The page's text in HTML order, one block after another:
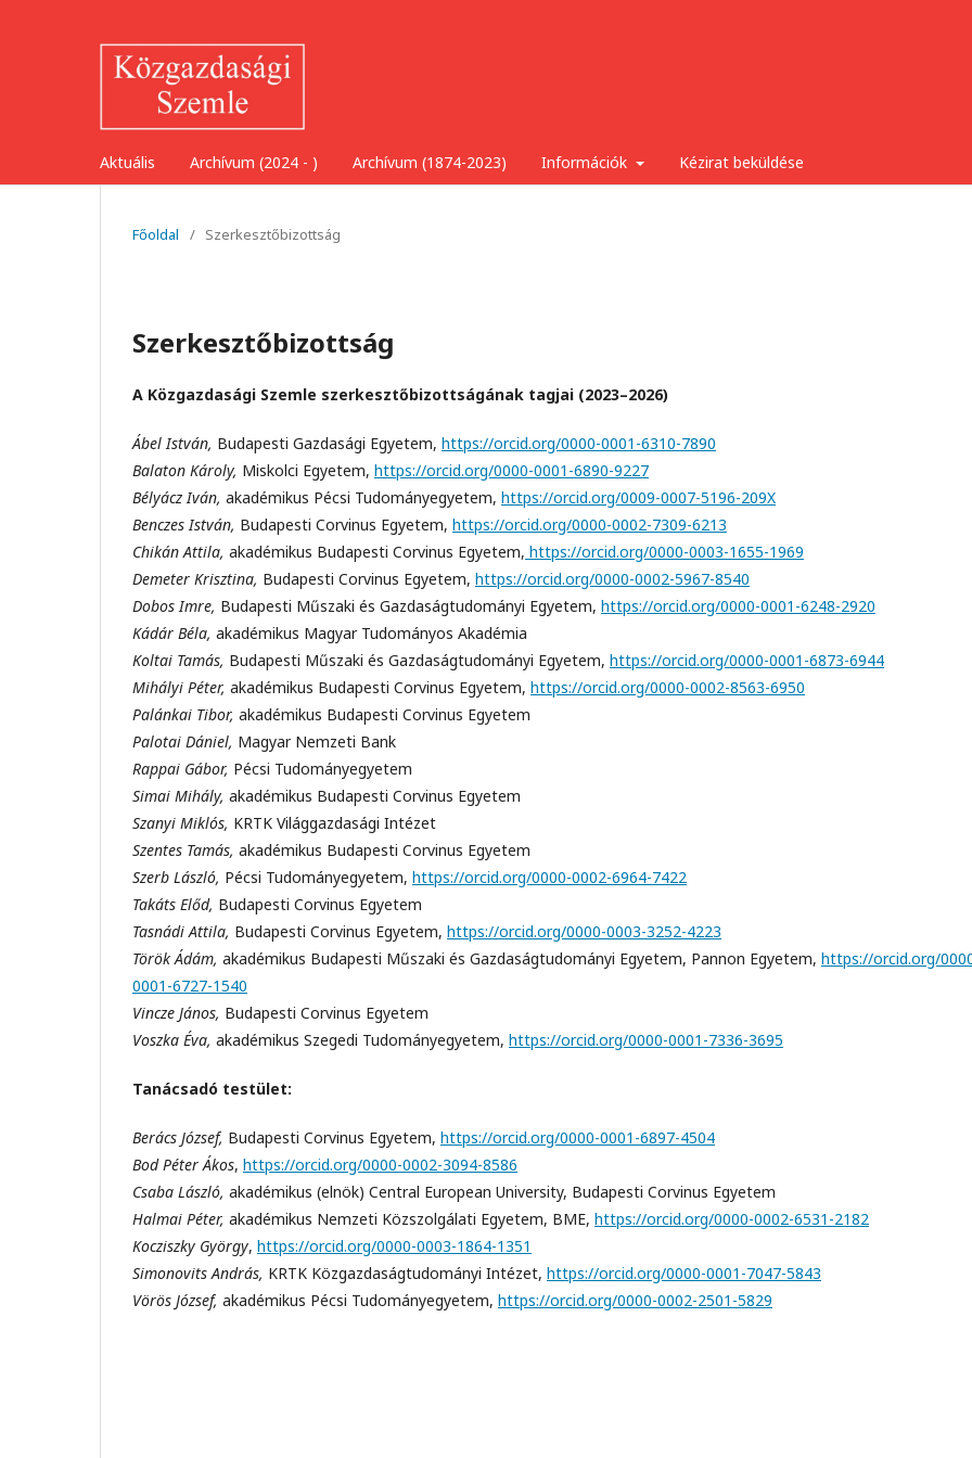
Aktuális Archívum (2024 - ) Archívum (1874-2023) Információk Kézirat beküldése
Főoldal / Szerkesztőbizottság
Szerkesztőbizottság
A Közgazdasági Szemle szerkesztőbizottságának tagjai (2023–2026)
Ábel István, Budapesti Gazdasági Egyetem, https://orcid.org/0000-0001-6310-7890
Balaton Károly, Miskolci Egyetem, https://orcid.org/0000-0001-6890-9227
Bélyácz Iván, akadémikus Pécsi Tudományegyetem, https://orcid.org/0009-0007-5196-209X
Benczes István, Budapesti Corvinus Egyetem, https://orcid.org/0000-0002-7309-6213
Chikán Attila, akadémikus Budapesti Corvinus Egyetem, https://orcid.org/0000-0003-1655-1969
Demeter Krisztina, Budapesti Corvinus Egyetem, https://orcid.org/0000-0002-5967-8540
Dobos Imre, Budapesti Műszaki és Gazdaságtudományi Egyetem, https://orcid.org/0000-0001-6248-2920
Kádár Béla, akadémikus Magyar Tudományos Akadémia
Koltai Tamás, Budapesti Műszaki és Gazdaságtudományi Egyetem, https://orcid.org/0000-0001-6873-6944
Mihályi Péter, akadémikus Budapesti Corvinus Egyetem, https://orcid.org/0000-0002-8563-6950
Palánkai Tibor, akadémikus Budapesti Corvinus Egyetem
Palotai Dániel, Magyar Nemzeti Bank
Rappai Gábor, Pécsi Tudományegyetem
Simai Mihály, akadémikus Budapesti Corvinus Egyetem
Szanyi Miklós, KRTK Világgazdasági Intézet
Szentes Tamás, akadémikus Budapesti Corvinus Egyetem
Szerb László, Pécsi Tudományegyetem, https://orcid.org/0000-0002-6964-7422
Takáts Előd, Budapesti Corvinus Egyetem
Tasnádi Attila, Budapesti Corvinus Egyetem, https://orcid.org/0000-0003-3252-4223
Török Ádám, akadémikus Budapesti Műszaki és Gazdaságtudományi Egyetem, Pannon Egyetem, https://orcid.org/
0001-6727-1540
Vincze János, Budapesti Corvinus Egyetem
Voszka Éva, akadémikus Szegedi Tudományegyetem, https://orcid.org/0000-0001-7336-3695
Tanácsadó testület:
Berács József, Budapesti Corvinus Egyetem, https://orcid.org/0000-0001-6897-4504
Bod Péter Ákos, https://orcid.org/0000-0002-3094-8586
Csaba László, akadémikus (elnök) Central European University, Budapesti Corvinus Egyetem
Halmai Péter, akadémikus Nemzeti Közszolgálati Egyetem, BME, https://orcid.org/0000-0002-6531-2182
Kocziszky György, https://orcid.org/0000-0003-1864-1351
Simonovits András, KRTK Közgazdaságtudományi Intézet, https://orcid.org/0000-0001-7047-5843
Vörös József, akadémikus Pécsi Tudományegyetem, https://orcid.org/0000-0002-2501-5829